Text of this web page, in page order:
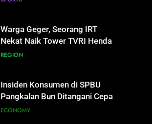
Insiden Konsumen di SPBU
Pangkalan Bun Ditangani Cepat,
Pertamina Pastikan Pelayanan
ECONOMY
Sistem Listrik Kalselteng Masih
Siaga, PLN Batasi Pasokan
Selama 7 Hari
ECONOMY